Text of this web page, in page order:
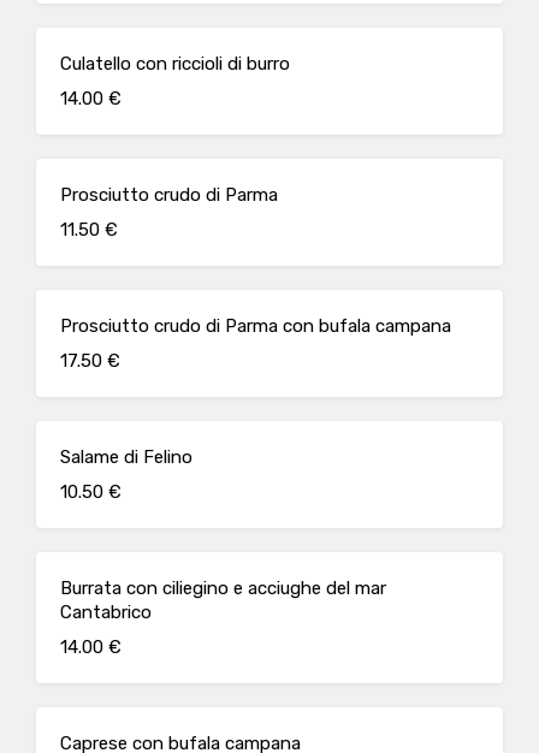
Culatello con riccioli di burro
14.00 €
Prosciutto crudo di Parma
11.50 €
Prosciutto crudo di Parma con bufala campana
17.50 €
Salame di Felino
10.50 €
Burrata con ciliegino e acciughe del mar
Cantabrico
14.00 €
Caprese con bufala campana